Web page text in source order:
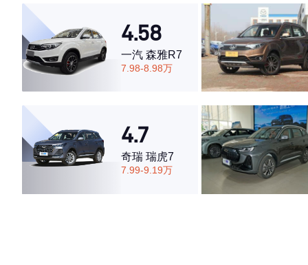
·外观表现一般，低于87%同级车
·内饰表现一般，低于84%同级车
·空间表现一般，低于54%同级车
4.58
一汽 森雅R7
7.98-8.98万
4.7
奇瑞 瑞虎7
7.99-9.19万